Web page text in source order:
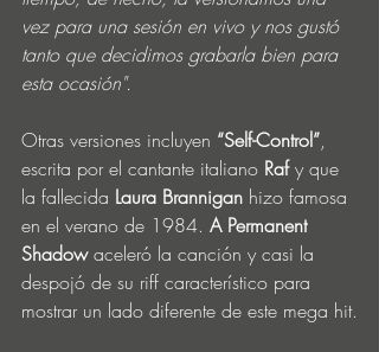
vez para una sesión en vivo y nos gustó
tanto que decidimos grabarla bien para
esta ocasión".
Otras versiones incluyen “Self-Control”,
escrita por el cantante italiano Raf y que
la fallecida Laura Brannigan hizo famosa
en el verano de 1984. A Permanent
Shadow aceleró la canción y casi la
despojó de su riff característico para
mostrar un lado diferente de este mega hit.